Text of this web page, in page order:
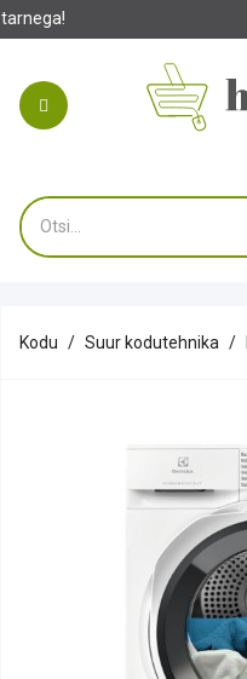
Kodu Suur kodutehnika